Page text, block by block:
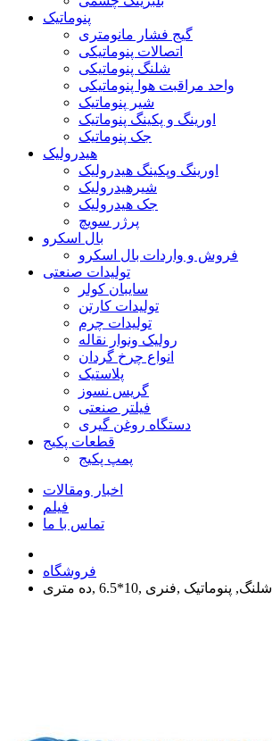
پنوماتیک
گیج فشار مانومتری
اتصالات پنوماتیکی
شلنگ پنوماتیکی
واحد مراقبت هوا پنوماتیکی
شیر پنوماتیک
اورینگ و پکینگ پنوماتیک
جک پنوماتیک
هیدرولیک
اورینگ وپکینگ هیدرولیک
شیرهیدرولیک
جک هیدرولیک
پرژر سویچ
بال اسکرو
فروش و واردات بال اسکرو
تولیدات صنعتی
سایبان کولر
تولیدات کارتن
تولیدات چرم
رولیک ونوار نقاله
انواع چرخ گردان
پلاستیک
گریس نسوز
فیلتر صنعتی
دستگاه روغن گیری
قطعات پکیج
پمپ پکیج
اخبار ومقالات
فیلم
تماس با ما
فروشگاه
شلنگ, پنوماتیک ,فنری ,10*6.5 ,ده متری